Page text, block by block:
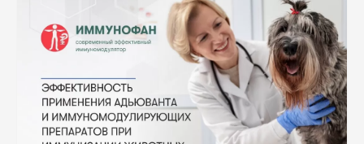
площадь экспозиций! Номер стенда участника
выставки ООО НПП “Бионокс” – С1.